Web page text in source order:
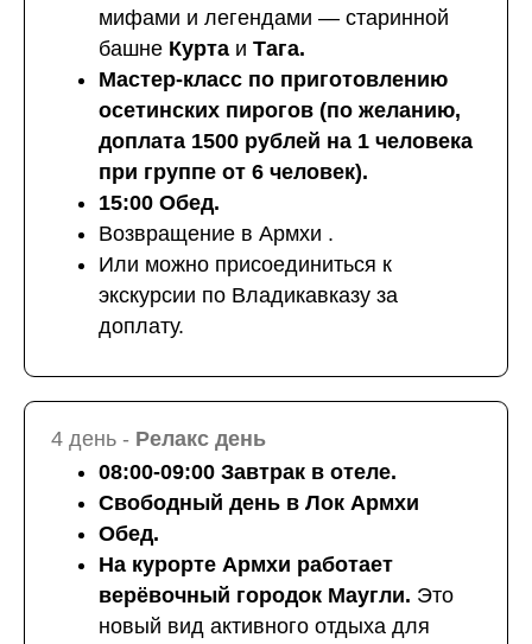
мифами и легендами — старинной
башне Курта и Тага.
Мастер-класс по приготовлению
осетинских пирогов (по желанию,
доплата 1500 рублей на 1 человека
при группе от 6 человек).
15:00 Обед.
Возвращение в Армхи .
Или можно присоединиться к
экскурсии по Владикавказу за
доплату.
4 день - Релакс день
08:00-09:00 Завтрак в отеле.
Свободный день в Лок Армхи
Обед.
На курорте Армхи работает
верёвочный городок Маугли. Это
новый вид активного отдыха для